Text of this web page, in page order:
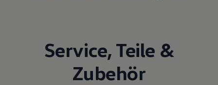
Service, Teile &
Zubehör